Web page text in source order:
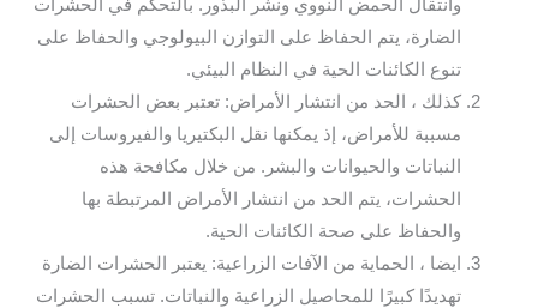
وانتقال الحمض النووي ونشر البذور. بالتحكم في الحشرات
الضارة، يتم الحفاظ على التوازن البيولوجي والحفاظ على
تنوع الكائنات الحية في النظام البيئي.
كذلك ، الحد من انتشار الأمراض: تعتبر بعض الحشرات
مسببة للأمراض، إذ يمكنها نقل البكتيريا والفيروسات إلى
النباتات والحيوانات والبشر. من خلال مكافحة هذه
الحشرات، يتم الحد من انتشار الأمراض المرتبطة بها
والحفاظ على صحة الكائنات الحية.
ايضا ، الحماية من الآفات الزراعية: يعتبر الحشرات الضارة
تهديدًا كبيرًا للمحاصيل الزراعية والنباتات. تسبب الحشرات